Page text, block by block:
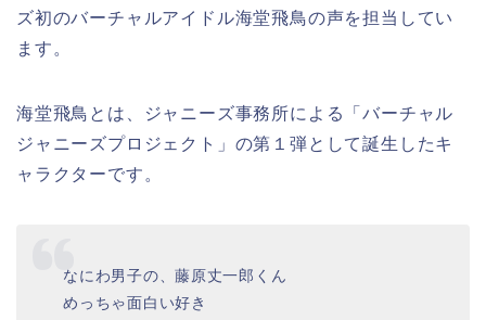
ズ初のバーチャルアイドル海堂飛鳥の声を担当 してい
ます。
海堂飛鳥 とは、ジャニーズ事務所による「バーチャル
ジャニーズプロジェクト
」の第１弾として誕生したキ
ャラクターです。
なにわ男子の、藤原丈一郎くん
めっちゃ面白い好き